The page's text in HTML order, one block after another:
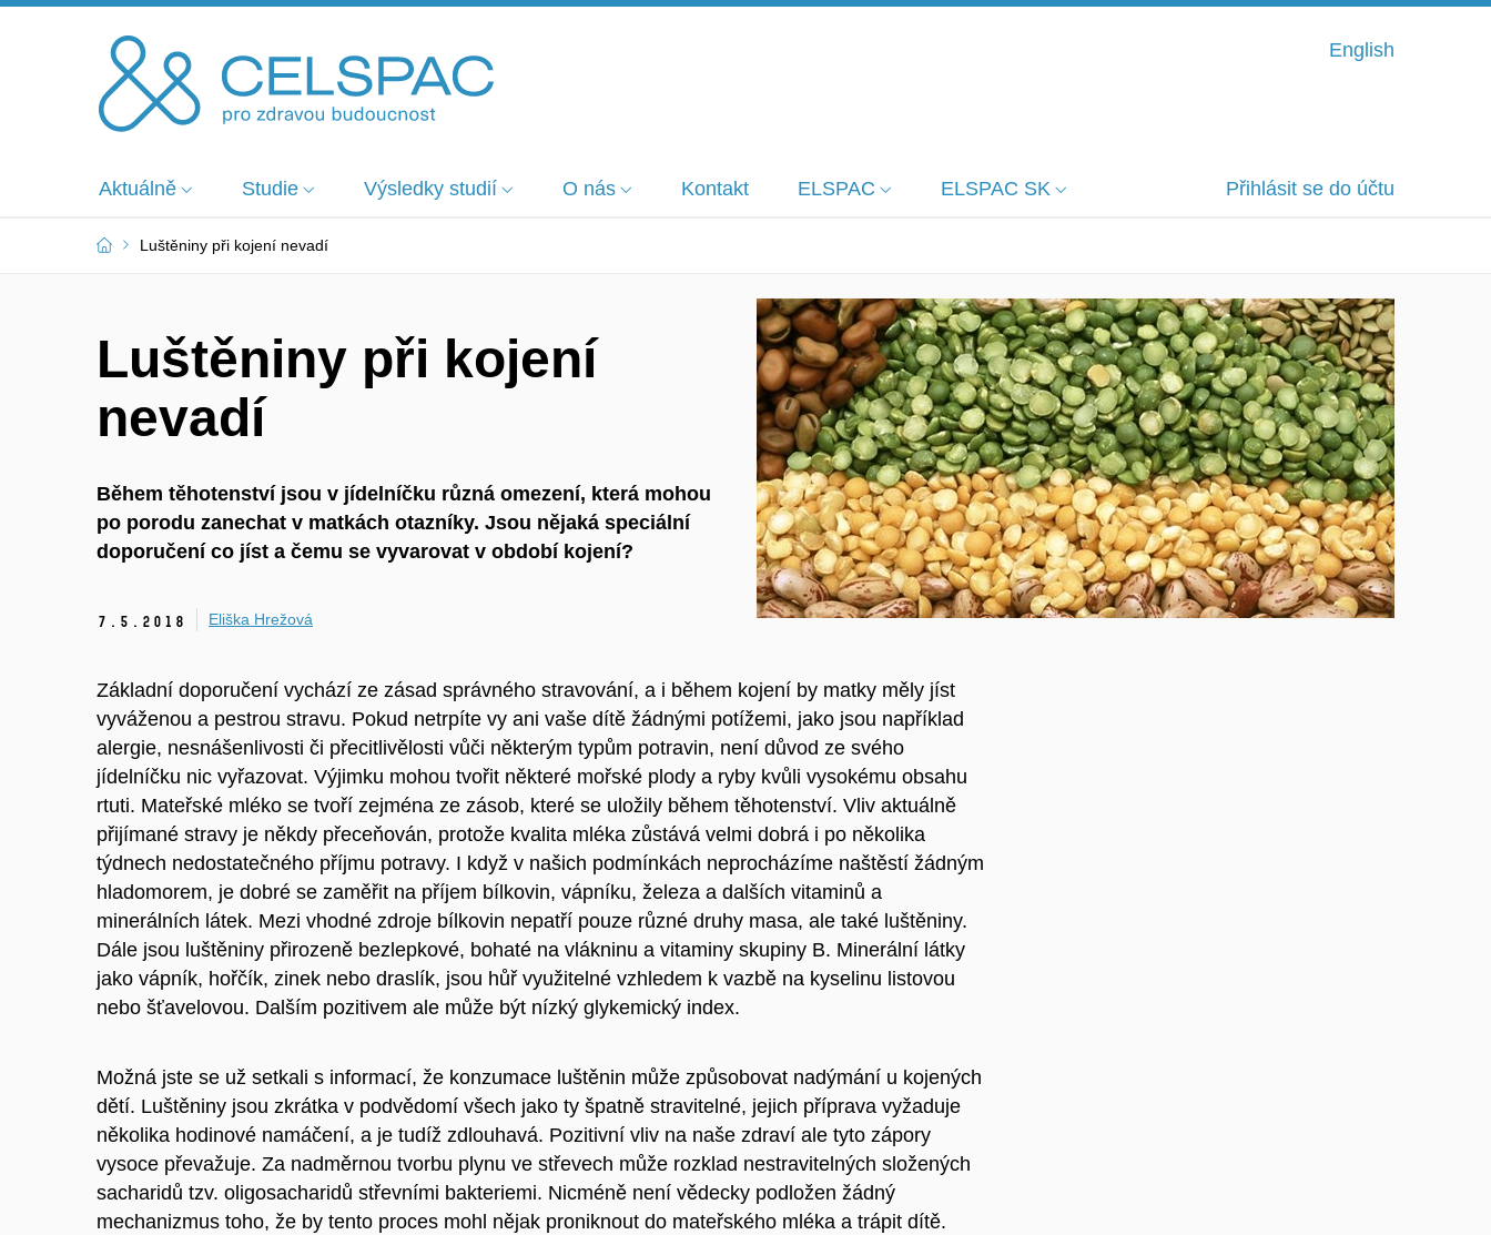
English
Aktuálně Studie Výsledky studií O nás Kontakt ELSPAC ELSPAC SK Přihlásit se do účtu
Luštěniny při kojení nevadí
Luštěniny při kojení
nevadí
Během těhotenství jsou v jídelníčku různá omezení, která mohou
po porodu zanechat v matkách otazníky. Jsou nějaká speciální
doporučení co jíst a čemu se vyvarovat v období kojení?
7. 5. 2018 Eliška Hrežová
Základní doporučení vychází ze zásad správného stravování, a i během kojení by matky měly jíst
vyváženou a pestrou stravu. Pokud netrpíte vy ani vaše dítě žádnými potížemi, jako jsou například
alergie, nesnášenlivosti či přecitlivělosti vůči některým typům potravin, není důvod ze svého
jídelníčku nic vyřazovat. Výjimku mohou tvořit některé mořské plody a ryby kvůli vysokému obsahu
rtuti. Mateřské mléko se tvoří zejména ze zásob, které se uložily během těhotenství. Vliv aktuálně
přijímané stravy je někdy přeceňován, protože kvalita mléka zůstává velmi dobrá i po několika
týdnech nedostatečného příjmu potravy. I když v našich podmínkách neprocházíme naštěstí žádným
hladomorem, je dobré se zaměřit na příjem bílkovin, vápníku, železa a dalších vitaminů a
minerálních látek. Mezi vhodné zdroje bílkovin nepatří pouze různé druhy masa, ale také luštěniny.
Dále jsou luštěniny přirozeně bezlepkové, bohaté na vlákninu a vitaminy skupiny B. Minerální látky
jako vápník, hořčík, zinek nebo draslík, jsou hůř využitelné vzhledem k vazbě na kyselinu listovou
nebo šťavelovou. Dalším pozitivem ale může být nízký glykemický index.
Možná jste se už setkali s informací, že konzumace luštěnin může způsobovat nadýmání u kojených
dětí. Luštěniny jsou zkrátka v podvědomí všech jako ty špatně stravitelné, jejich příprava vyžaduje
několika hodinové namáčení, a je tudíž zdlouhavá. Pozitivní vliv na naše zdraví ale tyto zápory
vysoce převažuje. Za nadměrnou tvorbu plynu ve střevech může rozklad nestravitelných složených
sacharidů tzv. oligosacharidů střevními bakteriemi. Nicméně není vědecky podložen žádný
mechanizmus toho, že by tento proces mohl nějak proniknout do mateřského mléka a trápit dítě.